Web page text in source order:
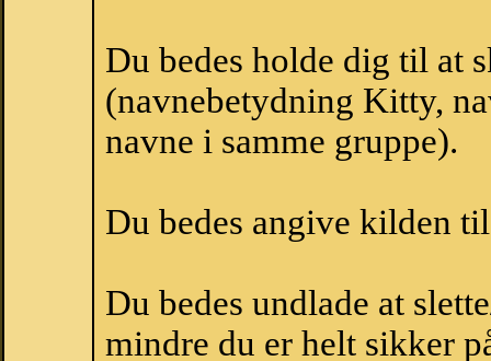
Du bedes holde dig til at
(navnebetydning Kitty,
navne i samme gruppe).
Du bedes angive kilden
Du bedes undlade at
mindre du er helt sikker